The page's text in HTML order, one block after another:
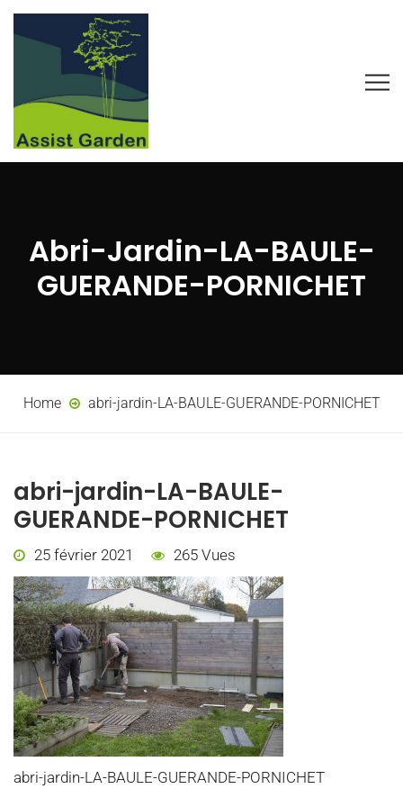
Abri-Jardin-LA-BAULE-
GUERANDE-PORNICHET
Home abri-jardin-LA-BAULE-GUERANDE-PORNICHET
abri-jardin-LA-BAULE-
GUERANDE-PORNICHET
25 février 2021 265 Vues
abri-jardin-LA-BAULE-GUERANDE-PORNICHET